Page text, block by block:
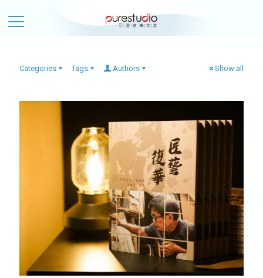
Categories Tags Authors Show all